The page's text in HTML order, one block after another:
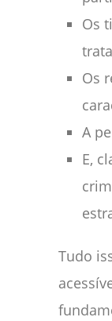
Os
Os
A
E,
Tudo